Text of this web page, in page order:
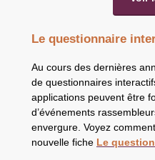
Le questionnaire
Au cours des dernières
de questionnaires
applications peuvent être
d’événements
envergure. Voyez
nouvelle fiche Le